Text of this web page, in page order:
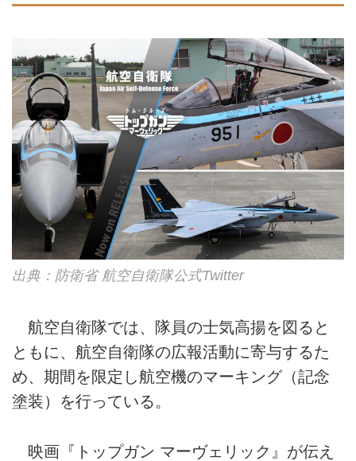
出典：防衛省 航空自衛隊公式Twitter
航空自衛隊では、隊員の士気高揚を図ると
ともに、航空自衛隊の広報活動に寄与するた
め、期間を限定し航空機のマーキング（記念
塗装）を行っている。
映画『トップガン マーヴェリック』が伝え